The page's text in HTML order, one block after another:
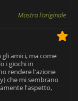
Mostra l'originale
amici, ma come
i giochi in
rendere l'azione
che mi sembrano
l'aspetto,